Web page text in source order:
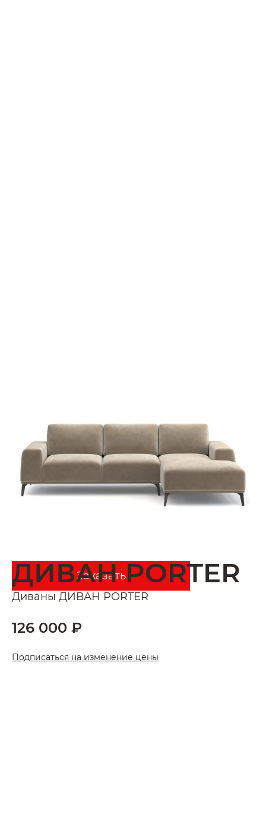
ДИВАН PORTER
Диваны ДИВАН PORTER
126 000 ₽
Подписаться на изменение цены
Заказать